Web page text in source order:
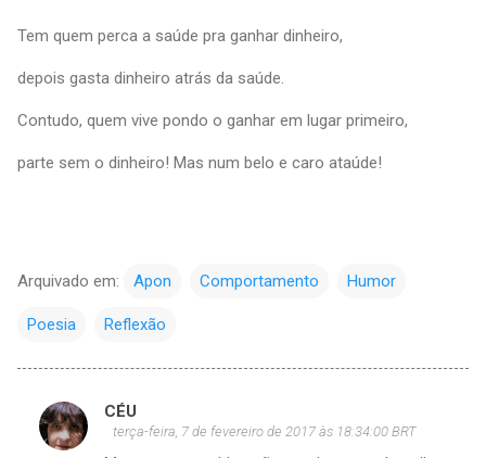
Tem quem perca a saúde pra ganhar dinheiro,
depois gasta dinheiro atrás da saúde.
Contudo, quem vive pondo o ganhar em lugar primeiro,
parte sem o dinheiro! Mas num belo e caro ataúde!
Arquivado em: Apon Comportamento Humor
Poesia Reflexão
C
o
CÉU
terça-feira, 7 de fevereiro de 2017 às 18:34:00 BRT